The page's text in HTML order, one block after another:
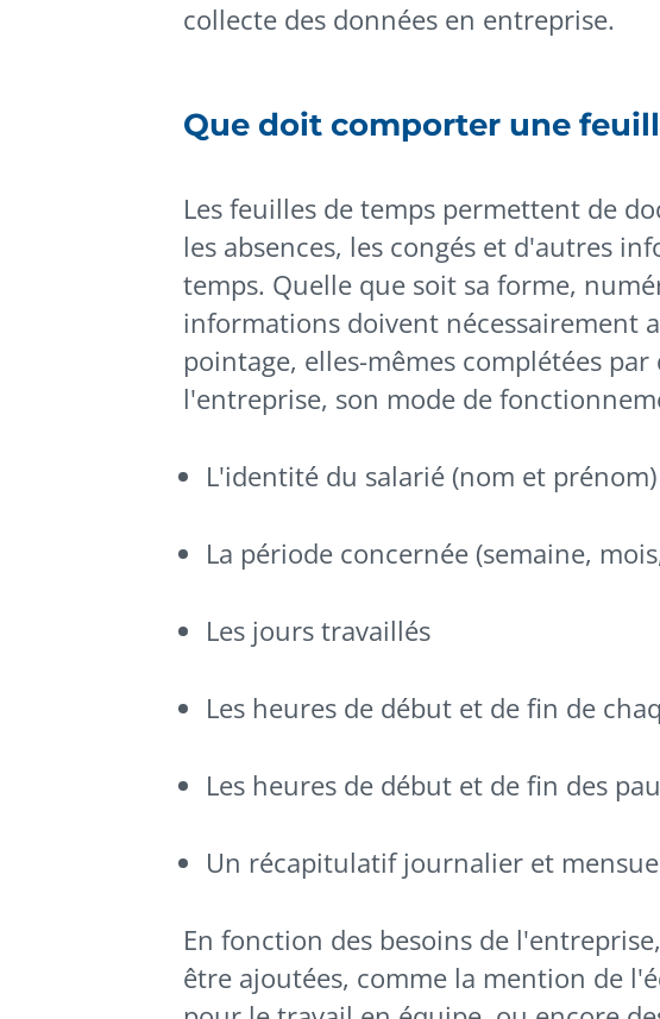
collecte des données en entreprise.
Que doit comporter une
Les feuilles de temps permettent de
les absences, les congés et d'autres
temps. Quelle que soit sa forme,
informations doivent nécessairement
pointage, elles-mêmes complétées
l'entreprise, son mode de
L'identité du salarié (nom et prénom)
La période concernée (semaine,
Les jours travaillés
Les heures de début et de fin de
Les heures de début et de fin des
Un récapitulatif journalier et
En fonction des besoins de
être ajoutées, comme la mention de